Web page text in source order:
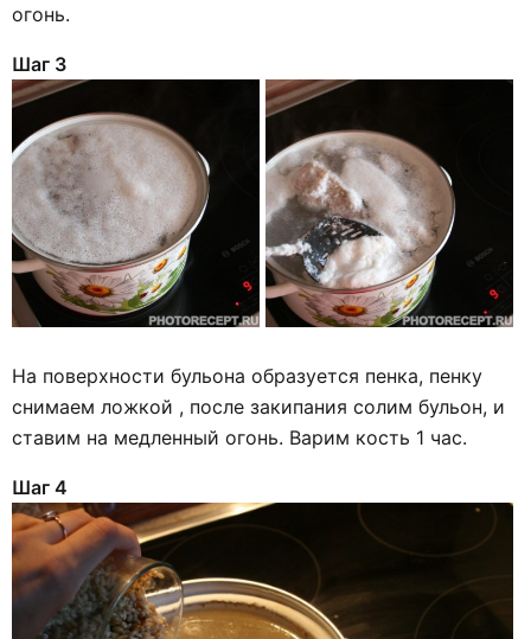
огонь.
Шаг 3
На поверхности бульона образуется пенка, пенку
снимаем ложкой , после закипания солим бульон, и
ставим на медленный огонь. Варим кость 1 час.
Шаг 4